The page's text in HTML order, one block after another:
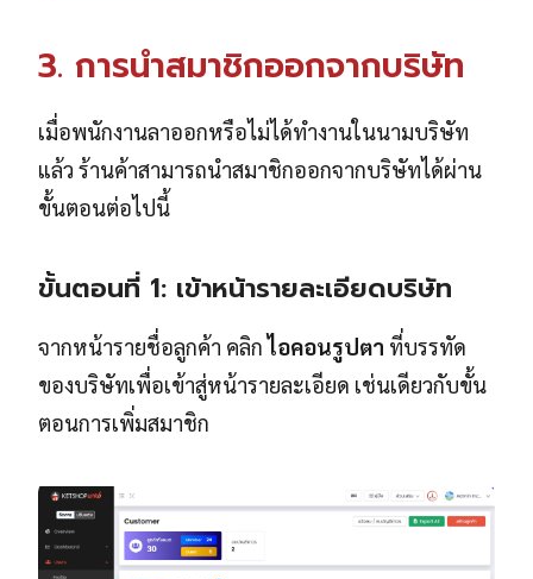
3. การนำสมาชิกออกจากบริษัท
เมื่อพนักงานลาออกหรือไม่ได้ทำงานในนามบริษัท
แล้ว ร้านค้าสามารถนำสมาชิกออกจากบริษัทได้ผ่าน
ขั้นตอนต่อไปนี้
ขั้นตอนที่ 1: เข้าหน้ารายละเอียดบริษัท
จากหน้ารายชื่อลูกค้า คลิกไอคอนรูปตา ที่บรรทัด
ของบริษัทเพื่อเข้าสู่หน้ารายละเอียด เช่นเดียวกับขั้น
ตอนการเพิ่มสมาชิก